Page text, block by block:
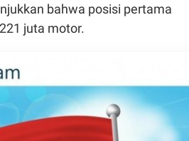
bahwa posisi pertama
juta motor.